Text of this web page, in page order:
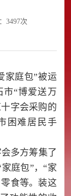
3497次
家庭包”被运
“博爱送万
字会采购的
困难居民手
多方筹集了
庭包”，“家
食等。装这